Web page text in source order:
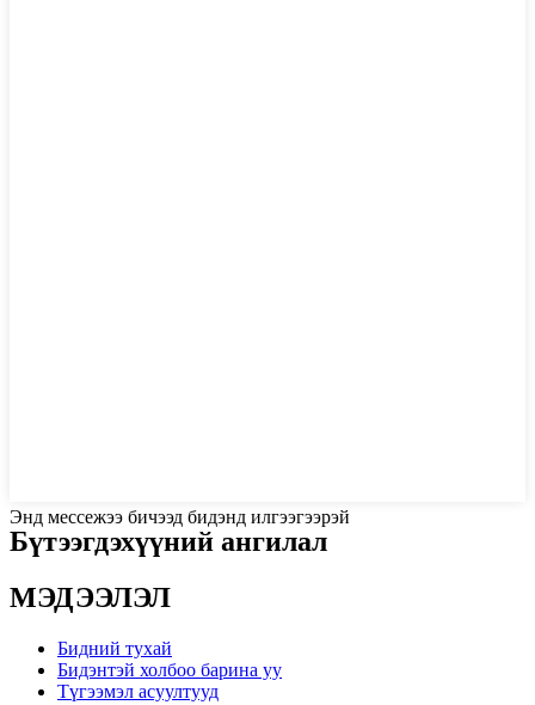
Энд мессежээ бичээд бидэнд илгээгээрэй
Бүтээгдэхүүний ангилал
МЭДЭЭЛЭЛ
Бидний тухай
Бидэнтэй холбоо барина уу
Түгээмэл асуултууд